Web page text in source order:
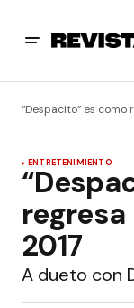
“Despacito” es como
ENTRETENIMIENTO
2017
A dueto con